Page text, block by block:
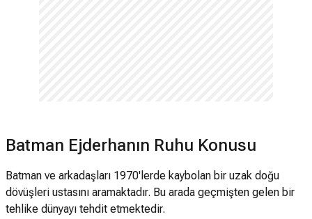
Batman Ejderhanın Ruhu Konusu
Batman ve arkadaşları 1970'lerde kaybolan bir uzak doğu
dövüşleri ustasını aramaktadır. Bu arada geçmişten gelen bir
tehlike dünyayı tehdit etmektedir.